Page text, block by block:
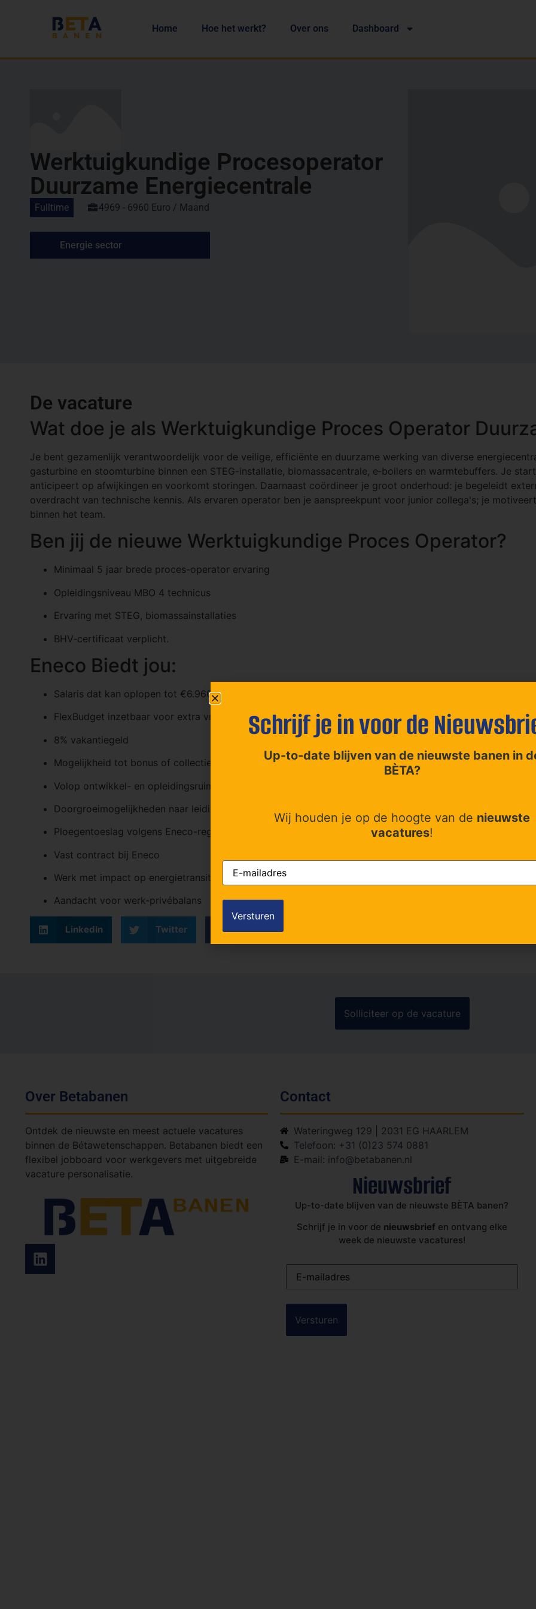
Home Hoe het werkt? Over ons Dashboard
Werktuigkundige Procesoperator
Duurzame Energiecentrale
Fulltime 4969 - 6960 Euro / Maand
Energie sector
De vacature
Wat doe je als Werktuigkundige Proces Operator
Je bent gezamenlijk verantwoordelijk voor de veilige, efficiënte en duurzame werking van diverse
gasturbine en stoomturbine binnen een STEG-installatie, biomassacentrale, e‑boilers en warmtebuffers. Je
anticipeert op afwijkingen en voorkomt storingen. Daarnaast coördineer je groot onderhoud: je begeleidt
overdracht van technische kennis. Als ervaren operator ben je aanspreekpunt voor junior collega's; je
binnen het team.
Ben jij de nieuwe Werktuigkundige Proces Operator?
Minimaal 5 jaar brede proces-operator ervaring
Opleidingsniveau MBO 4 technicus
Ervaring met STEG, biomassainstallaties
BHV‑certificaat verplicht.
Eneco Biedt jou:
Salaris dat kan oplopen tot €6.960 bruto per maand
FlexBudget inzetbaar voor extra vrije dagen
8% vakantiegeld
Mogelijkheid tot bonus of collectieve winstdeling
Volop ontwikkel- en opleidingsruimte
Doorgroeimogelijkheden naar leidinggevende functies
Ploegentoeslag volgens Eneco-regeling
Vast contract bij Eneco
Werk met impact op energietransitie
Aandacht voor werk‑privébalans
LinkedIn Twitter Facebook
Over Betabanen
Ontdek de nieuwste en meest actuele vacatures
binnen de Bétawetenschappen. Betabanen biedt een
flexibel jobboard voor werkgevers met uitgebreide
vacature personalisatie.
Contact
Wateringweg 129 | 2031 EG HAARLEM
Telefoon: +31 (0)23 574 0881
E-mail: info@betabanen.nl
Nieuwsbrief
Up-to-date blijven van de nieuwste BÈTA banen?
Schrijf je in voor de nieuwsbrief en ontvang elke
week de nieuwste vacatures!
E-
mailadres(Vereist)
Schrijf je in voor de
Up-to-date blijven van de nieuwste banen in
BÈTA?
Wij houden je op de hoogte van de nieuwste
vacatures!
E-
mailadres(Vereist)